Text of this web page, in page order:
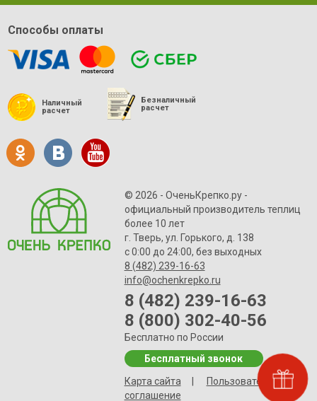
Способы оплаты
Наличный
расчет
Безналичный
расчет
© 2026 - ОченьКрепко.ру-
официальный производитель теплиц
более 10 лет
г. Тверь, ул. Горького, д. 138
с 0:00 до 24:00, без выходных
8 (482) 239-16-63
info@ochenkrepko.ru
8 (482) 239-16-63
8 (800) 302-40-56
Бесплатно по России
Бесплатный звонок
Карта сайта
Пользовательское
соглашение